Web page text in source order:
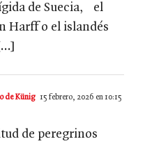
de Suecia, el
Harff o el islandés
de Künig 15 febrero, 2026 en 10:15
de peregrinos